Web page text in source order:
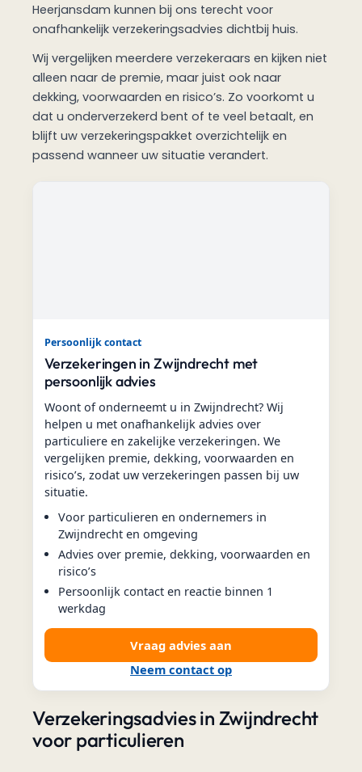
Heerjansdam kunnen bij ons terecht voor
onafhankelijk verzekeringsadvies dichtbij huis.
Wij vergelijken meerdere verzekeraars en kijken niet
alleen naar de premie, maar juist ook naar
dekking, voorwaarden en risico’s. Zo voorkomt u
dat u onderverzekerd bent of te veel betaalt, en
blijft uw verzekeringspakket overzichtelijk en
passend wanneer uw situatie verandert.
Persoonlijk contact
Verzekeringen in Zwijndrecht met
persoonlijk advies
Woont of onderneemt u in Zwijndrecht? Wij
helpen u met onafhankelijk advies over
particuliere en zakelijke verzekeringen. We
vergelijken premie, dekking, voorwaarden en
risico’s, zodat uw verzekeringen passen bij uw
situatie.
Voor particulieren en ondernemers in
Zwijndrecht en omgeving
Advies over premie, dekking, voorwaarden en
risico’s
Persoonlijk contact en reactie binnen 1
werkdag
Vraag advies aan
Neem contact op
Verzekeringsadvies in Zwijndrecht
voor particulieren